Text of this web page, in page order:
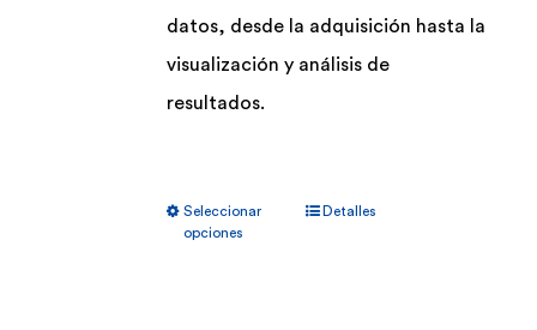
datos, desde la adquisición hasta la
visualización y análisis de
resultados.
Seleccionar
opciones
Detalles